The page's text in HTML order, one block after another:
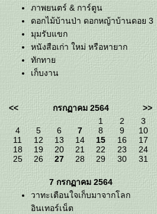
ภาพยนตร์ & การ์ตูน
ดอกไม้บ้านป่า ดอกหญ้าบ้านดอย 3
มุมรับแขก
หนังสือเก่า ใหม่ หรือหายาก
ทักทา
เก็บงาน
<< กรกฏาคม 2564
>>
1
2
3
4
5 6 7 8 9
10
11
12 13 14 15 16
17
18
19 20 21 22 23
24
25
26 27 28 29 30 31
7 กรกฏาคม 2564
วาทะเตือนใจเก็บมาจากโลก
อินเทอร์เน็ต